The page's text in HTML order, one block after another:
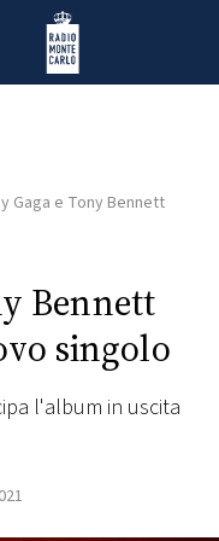
Radio Monte Carlo
Gaga e Tony Bennett
Bennett
singolo
l'album in uscita